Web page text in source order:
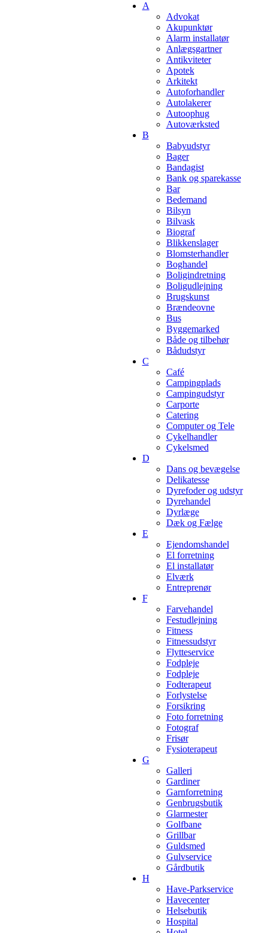
A
Advokat
Akupunktør
Alarm installatør
Anlægsgartner
Antikviteter
Apotek
Arkitekt
Autoforhandler
Autolakerer
Autoophug
Autoværksted
B
Babyudstyr
Bager
Bandagist
Bank og sparekasse
Bar
Bedemand
Bilsyn
Bilvask
Biograf
Blikkenslager
Blomsterhandler
Boghandel
Boligindretning
Boligudlejning
Brugskunst
Brændeovne
Bus
Byggemarked
Både og tilbehør
Bådudstyr
C
Café
Campingplads
Campingudstyr
Carporte
Catering
Computer og Tele
Cykelhandler
Cykelsmed
D
Dans og bevægelse
Delikatesse
Dyrefoder og udstyr
Dyrehandel
Dyrlæge
Dæk og Fælge
E
Ejendomshandel
El forretning
El installatør
Elværk
Entreprenør
F
Farvehandel
Festudlejning
Fitness
Fitnessudstyr
Flytteservice
Fodpleje
Fodpleje
Fodterapeut
Forlystelse
Forsikring
Foto forretning
Fotograf
Frisør
Fysioterapeut
G
Galleri
Gardiner
Garnforretning
Genbrugsbutik
Glarmester
Golfbane
Grillbar
Guldsmed
Gulvservice
Gårdbutik
H
Have-Parkservice
Havecenter
Helsebutik
Hospital